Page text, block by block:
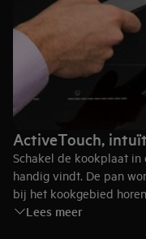
ActiveTouch,
Schakel de kookplaat
handig vindt. De pan
bij het kookgebied
weet je meteen welk
Lees meer